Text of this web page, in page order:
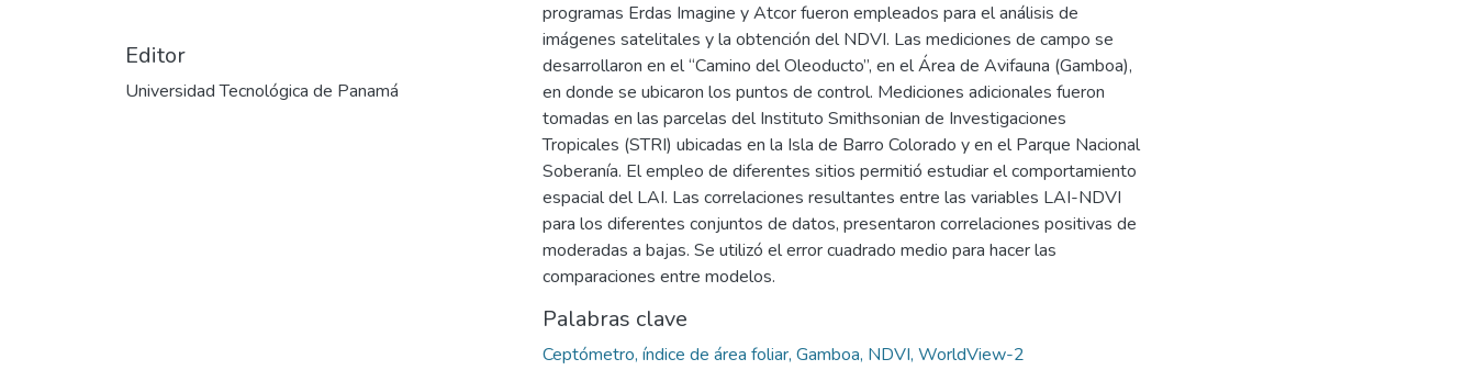
Editor
Universidad Tecnológica de Panamá
programas Erdas Imagine y Atcor fueron empleados para el análisis de
imágenes satelitales y la obtención del NDVI. Las mediciones de campo se
desarrollaron en el “Camino del Oleoducto”, en el Área de Avifauna (Gamboa),
en donde se ubicaron los puntos de control. Mediciones adicionales fueron
tomadas en las parcelas del Instituto Smithsonian de Investigaciones
Tropicales (STRI) ubicadas en la Isla de Barro Colorado y en el Parque Nacional
Soberanía. El empleo de diferentes sitios permitió estudiar el comportamiento
espacial del LAI. Las correlaciones resultantes entre las variables LAI-NDVI
para los diferentes conjuntos de datos, presentaron correlaciones positivas de
moderadas a bajas. Se utilizó el error cuadrado medio para hacer las
comparaciones entre modelos.
Palabras clave
Ceptómetro, índice de área foliar, Gamboa, NDVI, WorldView-2